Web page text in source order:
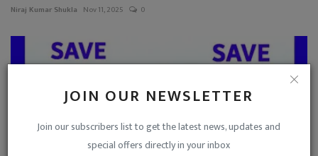
JOIN OUR NEWSLETTER
Join our subscribers list to get the latest news, updates and
special offers directly in your inbox
Niraj Kumar Shukla Nov 11, 2025 0